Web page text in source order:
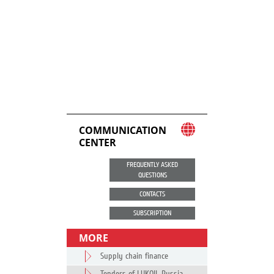
COMMUNICATION
CENTER
FREQUENTLY ASKED
QUESTIONS
CONTACTS
SUBSCRIPTION
MORE
Supply chain finance